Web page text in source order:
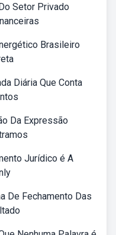
Setor Privado
Brasileiro
Diária Que Conta
Da Expressão
Jurídico é A
De Fechamento Das